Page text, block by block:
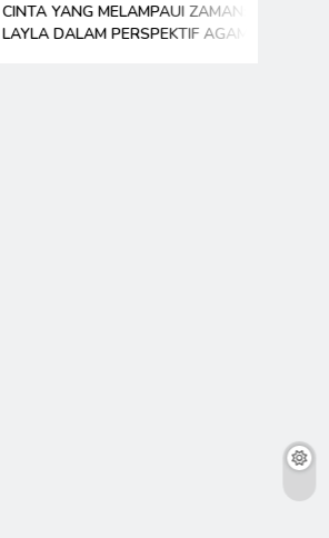
CINTA YANG MELAMPAUI ZAMAN: KISAH
LAYLA DALAM PERSPEKTIF AGAMA DI